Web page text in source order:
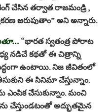
చేసిన తర్వాత రాజమండ్రి ,
జరుపుతాం” అని అన్నారు.
“భారత స్వతంత్ర పోరాట
నడిచే కథతో ఈ చిత్రాన్ని
ఉంటాయి. నిజ జీవితంలో
ఈ సినిమా చేస్తున్నాం.
ఎంపిక చేసుకున్నాం. మంచి
చేస్తుండటంతో అద్భుతమైన